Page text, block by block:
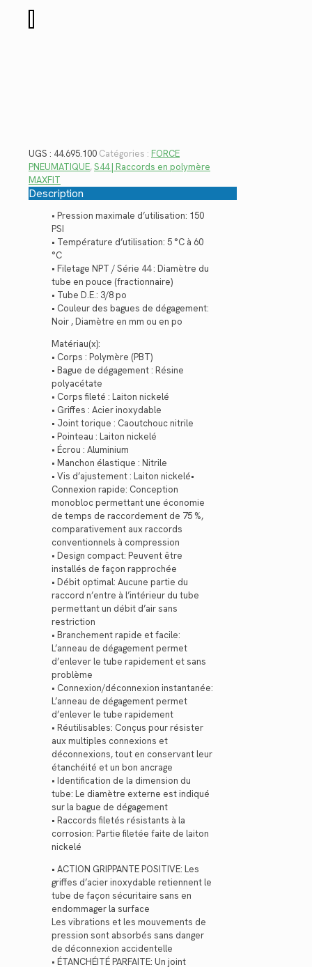
de
UGS : 44.695.100 Catégories : FORCE
PNEUMATIQUE,S44 | Raccords en polymère
MAXFIT
Description
• Pression maximale d’utilisation: 150
PSI
• Température d’utilisation: 5 °C à 60
°C
• Filetage NPT / Série 44 : Diamètre du
tube en pouce (fractionnaire)
• Tube D.E.: 3/8 po
• Couleur des bagues de dégagement:
Noir , Diamètre en mm ou en po
Matériau(x):
• Corps : Polymère (PBT)
• Bague de dégagement : Résine
polyacétate
• Corps fileté : Laiton nickelé
• Griffes : Acier inoxydable
• Joint torique : Caoutchouc nitrile
• Pointeau : Laiton nickelé
• Écrou : Aluminium
• Manchon élastique : Nitrile
• Vis d’ajustement : Laiton nickelé•
Connexion rapide: Conception
monobloc permettant une économie
de temps de raccordement de 75 %,
comparativement aux raccords
conventionnels à compression
• Design compact: Peuvent être
installés de façon rapprochée
• Débit optimal: Aucune partie du
raccord n’entre à l’intérieur du tube
permettant un débit d’air sans
restriction
• Branchement rapide et facile:
L’anneau de dégagement permet
d’enlever le tube rapidement et sans
problème
• Connexion/déconnexion instantanée:
L’anneau de dégagement permet
d’enlever le tube rapidement
• Réutilisables: Conçus pour résister
aux multiples connexions et
déconnexions, tout en conservant leur
étanchéité et un bon ancrage
• Identification de la dimension du
tube: Le diamètre externe est indiqué
sur la bague de dégagement
• Raccords filetés résistants à la
corrosion: Partie filetée faite de laiton
nickelé
• ACTION GRIPPANTE POSITIVE: Les
griffes d’acier inoxydable retiennent le
tube de façon sécuritaire sans en
endommager la surface
Les vibrations et les mouvements de
pression sont absorbés sans danger
de déconnexion accidentelle
• ÉTANCHÉITÉ PARFAITE: Un joint